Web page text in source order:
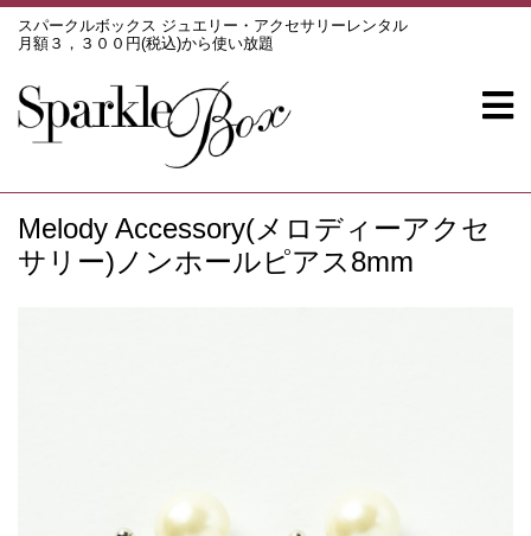
スパークルボックス ジュエリー・アクセサリーレンタル
月額３，３００円(税込)から使い放題
Melody Accessory(メロディーアクセ
サリー)ノンホールピアス8mm